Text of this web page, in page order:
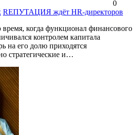
0
RЕПУТАЦИЯ ждёт HR-директоров
время, когда функционал финансового
контролем капитала
на его долю приходятся
стратегические и…